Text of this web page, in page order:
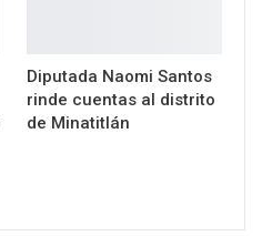
Diputada Naomi Santos
rinde cuentas al distrito
de Minatitlán